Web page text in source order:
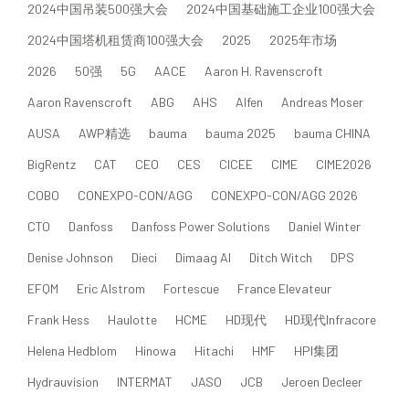
2024中国吊装500强大会
2024中国基础施工企业100强大会
2024中国塔机租赁商100强大会
2025
2025年市场
2026
50强 5G AACE
Aaron H. Ravenscroft
Aaron Ravenscroft
ABG AHS Alfen
Andreas Moser
AUSA
AWP精选 bauma bauma 2025
bauma CHINA
BigRentz
CAT CEO CES CICEE CIME
CIME2026
COBO
CONEXPO-CON/AGG
CONEXPO-CON/AGG 2026
CTO
Danfoss Danfoss Power Solutions
Daniel Winter
Denise Johnson
Dieci Dimaag AI Ditch Witch
DPS
EFQM
Eric Alstrom Fortescue
France Elevateur
Frank Hess
Haulotte HCME HD现代
HD现代Infracore
Helena Hedblom
Hinowa Hitachi HMF
HPI集团
Hydrauvision
INTERMAT JASO JCB
Jeroen Decleer